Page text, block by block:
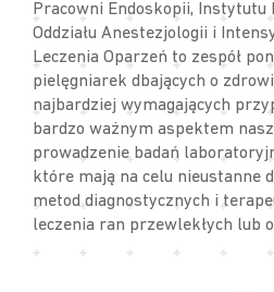
Pracowni Endoskopii, Instytutu
Oddziału Anestezjologii i
Leczenia Oparzeń to zespół
pielęgniarek dbających o
najbardziej wymagających
bardzo ważnym aspektem
prowadzenie badań
które mają na celu nieustanne
metod diagnostycznych i
leczenia ran przewlekłych lub